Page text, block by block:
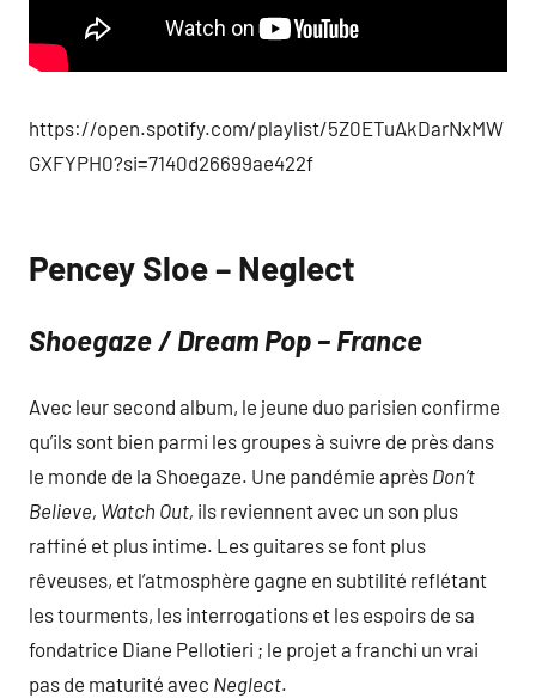
https://open.spotify.com/playlist/5Z0ETuAkDarNxMW
GXFYPH0?si=7140d26699ae422f
Pencey Sloe – Neglect
Shoegaze / Dream Pop – France
Avec leur second album, le jeune duo parisien confirme
qu’ils sont bien parmi les groupes à suivre de près dans
le monde de la Shoegaze. Une pandémie après Don’t
Believe, Watch Out, ils reviennent avec un son plus
raffiné et plus intime. Les guitares se font plus
rêveuses, et l’atmosphère gagne en subtilité reflétant
les tourments, les interrogations et les espoirs de sa
fondatrice Diane Pellotieri ; le projet a franchi un vrai
pas de maturité avec Neglect.